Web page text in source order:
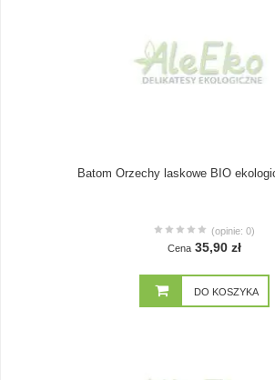
Batom Orzechy laskowe BIO
(opinie: 0)
Cena 35,90 zł
DO KOSZYKA